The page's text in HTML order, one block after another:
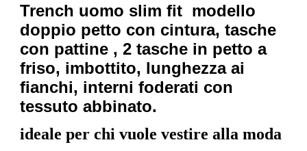
Trench uomo slim fit modello
doppio petto con cintura, tasche
con pattine , 2 tasche in petto a
friso, imbottito, lunghezza ai
fianchi, interni foderati con
tessuto abbinato.
ideale per chi vuole vestire alla moda